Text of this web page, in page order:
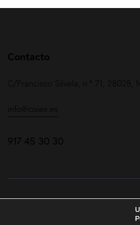
Contacto
C/Francisco Silvela, n.º 71, 28028,
info@coiae.es
917 45 30 30
COIAE© 2026. Todos los derechos